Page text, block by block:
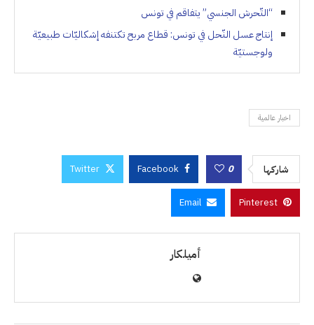
“التّحرش الجنسي” يتفاقم في تونس
إنتاج عسل النّحل في تونس: قطاع مربح تكتنفه إشكاليّات طبيعيّة
ولوجستيّة
اخبار عالمية
شاركها 0
Facebook
Twitter
Pinterest
Email
أميلكار